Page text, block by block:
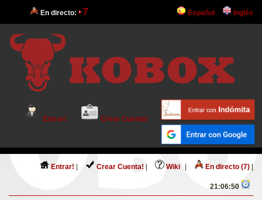
En directo: 7 Español Inglés
Entrar! Crear Cuenta!
Entrar! Crear Cuenta! Wiki En directo (7)
21:06:50